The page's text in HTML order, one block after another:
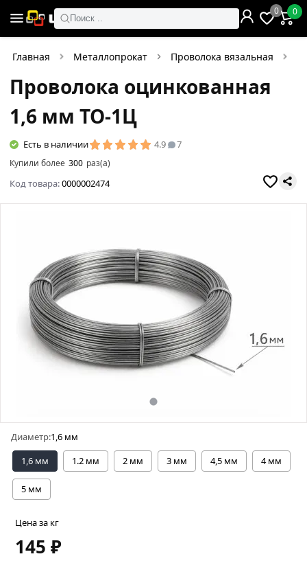
Поиск ..
0 0
Главная Металлопрокат Проволока вязальная
Проволока оцинкованная
1,6 мм ТО-1Ц
Есть в наличии 4.9 7
Купили более 300 раз(а)
Код товара:0000002474
Диаметр:1,6 мм
1,6 мм
1.2 мм 2 мм 3 мм 4,5 мм 4 мм
5 мм
Цена за кг
145 ₽